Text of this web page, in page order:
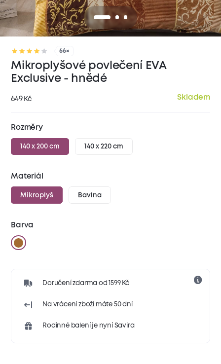
66×
Mikroplyšové povlečení EVA
Exclusive - hnědé
649 Kč Skladem
Rozměry
140 x 200 cm 140 x 220 cm
Materiál
Mikroplyš Bavlna
Barva
Doručení zdarma od 1599 Kč
Na vrácení zboží máte 50 dní
Rodinné balení je nyní Savira